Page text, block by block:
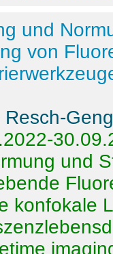
und
von
Resch-
und
konfokale